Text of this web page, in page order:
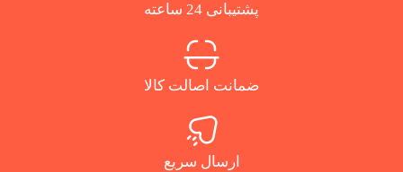
پشتیبانی 24 ساعته
ضمانت اصالت کالا
ارسال سریع